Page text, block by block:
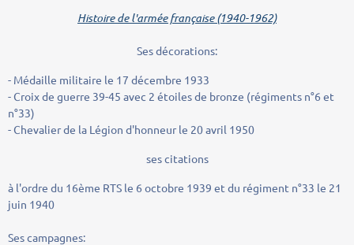
Histoire de l'armée française (1940-1962)
Ses décorations:
- Médaille militaire le 17 décembre 1933
- Croix de guerre 39-45 avec 2 étoiles de bronze (régiments n°6 et
n°33)
- Chevalier de la Légion d'honneur le 20 avril 1950
ses citations
à l'ordre du 16ème RTS le 6 octobre 1939 et du régiment n°33 le 21
juin 1940
Ses campagnes: